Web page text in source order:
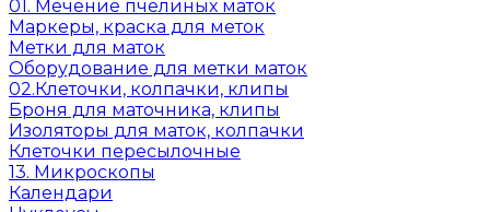
01. Мечение пчелиных маток
Маркеры, краска для меток
Метки для маток
Оборудование для метки маток
02.Клеточки, колпачки, клипы
Броня для маточника, клипы
Изоляторы для маток, колпачки
Клеточки пересылочные
13. Микроскопы
Календари